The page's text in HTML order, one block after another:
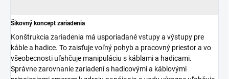
Šikovný koncept zariadenia
Konštrukcia zariadenia má usporiadané vstupy a výstupy pre
káble a hadice. To zaisťuje voľný pohyb a pracovný priestor a vo
všeobecnosti uľahčuje manipuláciu s káblami a hadicami.
Správne zarovnanie zariadení s hadicovými a káblovými